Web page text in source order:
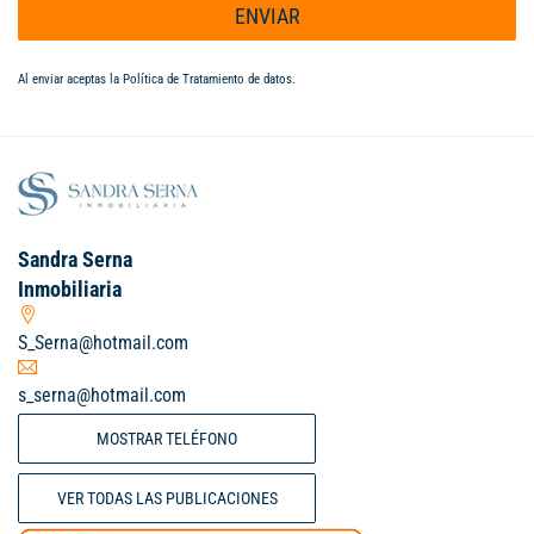
ENVIAR
Al enviar aceptas la Política de Tratamiento de datos.
Sandra Serna
Inmobiliaria
S_Serna@hotmail.com
s_serna@hotmail.com
MOSTRAR TELÉFONO
VER TODAS LAS PUBLICACIONES